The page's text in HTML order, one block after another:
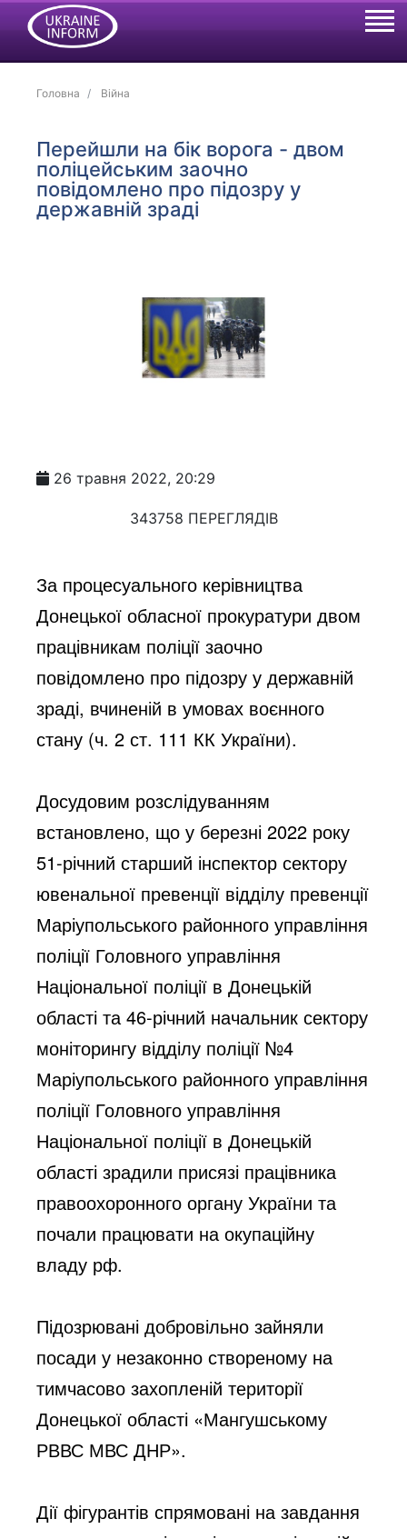
Головна Війна
Перейшли на бік ворога - двом
поліцейським заочно
повідомлено про підозру у
державній зраді
26 травня 2022, 20:29
343758 ПЕРЕГЛЯДІВ
За процесуального керівництва
Донецької обласної прокуратури двом
працівникам поліції заочно
повідомлено про підозру у державній
зраді, вчиненій в умовах воєнного
стану (ч. 2 ст. 111 КК України).
Досудовим розслідуванням
встановлено, що у березні 2022 року
51-річний старший інспектор сектору
ювенальної превенції відділу превенції
Маріупольського районного управління
поліції Головного управління
Національної поліції в Донецькій
області та 46-річний начальник сектору
моніторингу відділу поліції №4
Маріупольського районного управління
поліції Головного управління
Національної поліції в Донецькій
області зрадили присязі працівника
правоохоронного органу України та
почали працювати на окупаційну
владу рф.
Підозрювані добровільно зайняли
посади у незаконно створеному на
тимчасово захопленій території
Донецької області «Мангушському
РВВС МВС ДНР».
Дії фігурантів спрямовані на завдання